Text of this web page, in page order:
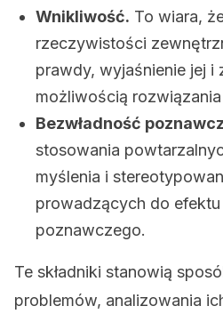
Wnikliwość. To wiara,
rzeczywistości
prawdy, wyjaśnienie jej i
możliwością
Bezwładność
stosowania
myślenia i
prowadzących do
poznawczego.
Te składniki stanowią
problemów, analizowania